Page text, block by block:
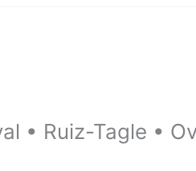
• Ruiz-Tagle •